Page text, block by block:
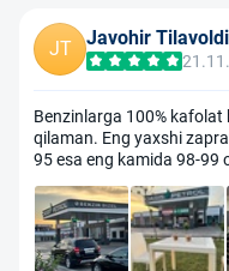
JT Javohir
Benzinlarga 100% kafolat
qilaman. Eng yaxshi
95 esa eng kamida 98-99